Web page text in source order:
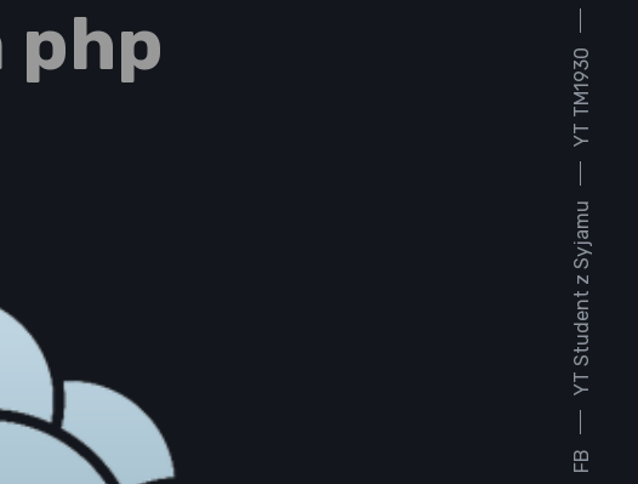
FB
YT Student z Syjamu
YT TM1930
php